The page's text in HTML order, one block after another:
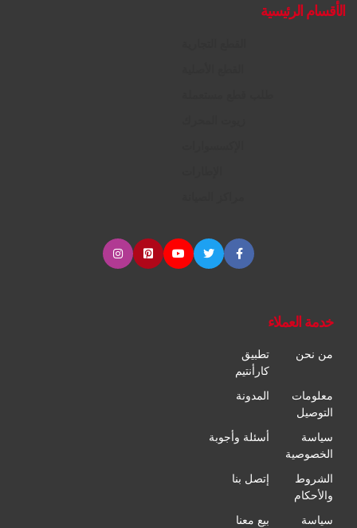
الأقسام الرئيسية
خدمة العملاء
من نحن
تطبيق
كارأنتيم
معلومات
التوصيل
المدونة
سياسة
الخصوصية
أسئلة وأجوبة
الشروط
والأحكام
إتصل بنا
سياسة بيع معنا